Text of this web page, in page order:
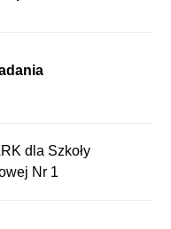
dla Szkoły
Nr 1